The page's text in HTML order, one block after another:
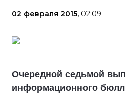
02 февраля 2015, 02:09
Очередной седьмой
информационного